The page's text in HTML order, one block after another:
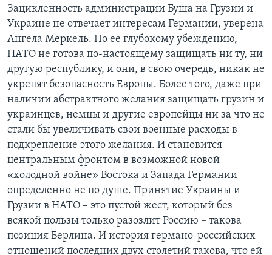
Зацикленность администрации Буша на Грузии и
Украине не отвечает интересам Германии, уверена
Ангела Меркель. По ее глубокому убеждению,
НАТО не готова по-настоящему защищать ни ту, ни
другую республику, и они, в свою очередь, никак не
укрепят безопасность Европы. Более того, даже при
наличии абстрактного желания защищать грузин и
украинцев, немцы и другие европейцы ни за что не
стали бы увеличивать свои военные расходы в
подкрепление этого желания. И становится
центральным фронтом в возможной новой
«холодной войне» Востока и Запада Германии
определенно не по душе. Принятие Украины и
Грузии в НАТО – это пустой жест, который без
всякой пользы только разозлит Россию – такова
позиция Берлина. И история германо-российских
отношений последних двух столетий такова, что ей